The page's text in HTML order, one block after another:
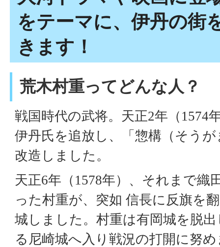
をテーマに、伊丹の街
きます！
荒木村重ってどんな人？
戦国時代の武将。天正2年（1574
伊丹氏を追放し、「惣構（そう
改造しました。
天正6年（1578年）、それまで織
った村重が、突如 信長に反旗を
城しました。村重は有岡城を脱
る尼崎城へ入り戦況の打開に努